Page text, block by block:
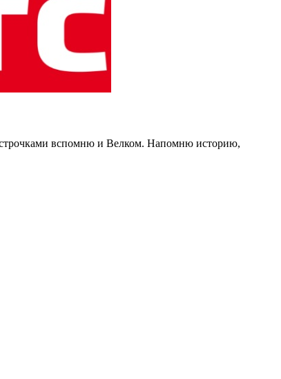
вспомню и Велком. Напомню историю,